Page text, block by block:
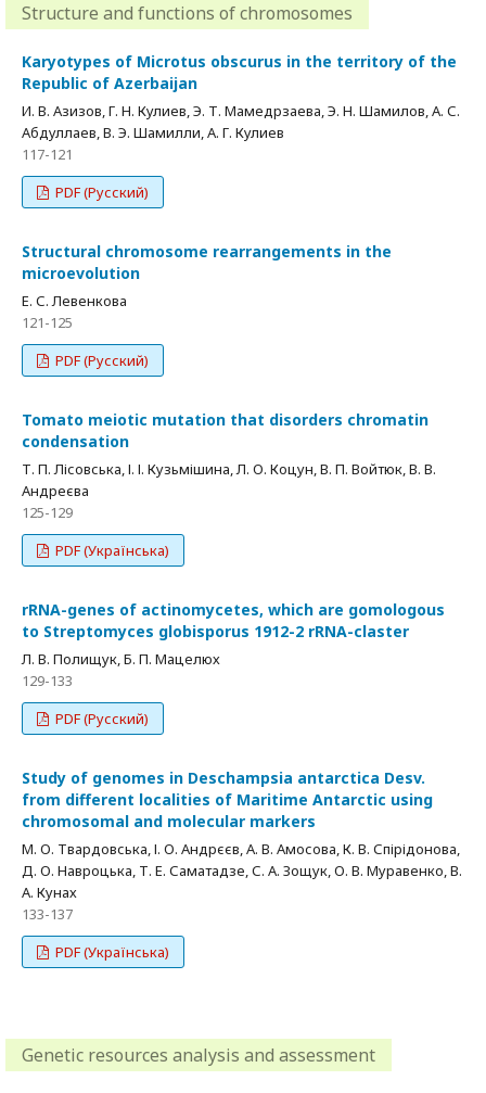
Structure and functions of chromosomes
Karyotypes of Microtus obscurus in the territory of the
Republic of Azerbaijan
И. В. Азизов, Г. Н. Кулиев, Э. Т. Мамедрзаева, Э. Н. Шамилов, А. С.
Абдуллаев, В. Э. Шамилли, А. Г. Кулиев
117-121
PDF (Русский)
Structural chromosome rearrangements in the
microevolution
Е. С. Левенкова
121-125
PDF (Русский)
Tomato meiotic mutation that disorders chromatin
condensation
Т. П. Лісовська, І. І. Кузьмішина, Л. О. Коцун, В. П. Войтюк, В. В.
Андреєва
125-129
PDF (Українська)
rRNA-genes of actinomycetes, which are gomologous
to Streptomyces globisporus 1912-2 rRNA-claster
Л. В. Полищук, Б. П. Мацелюх
129-133
PDF (Русский)
Study of genomes in Deschampsia antarctica Desv.
from different localities of Maritime Antarctic using
chromosomal and molecular markers
М. О. Твардовська, І. О. Андрєєв, А. В. Амосова, К. В. Спірідонова,
Д. О. Навроцька, Т. Е. Саматадзе, С. А. Зощук, О. В. Муравенко, В.
А. Кунах
133-137
PDF (Українська)
Genetic resources analysis and assessment